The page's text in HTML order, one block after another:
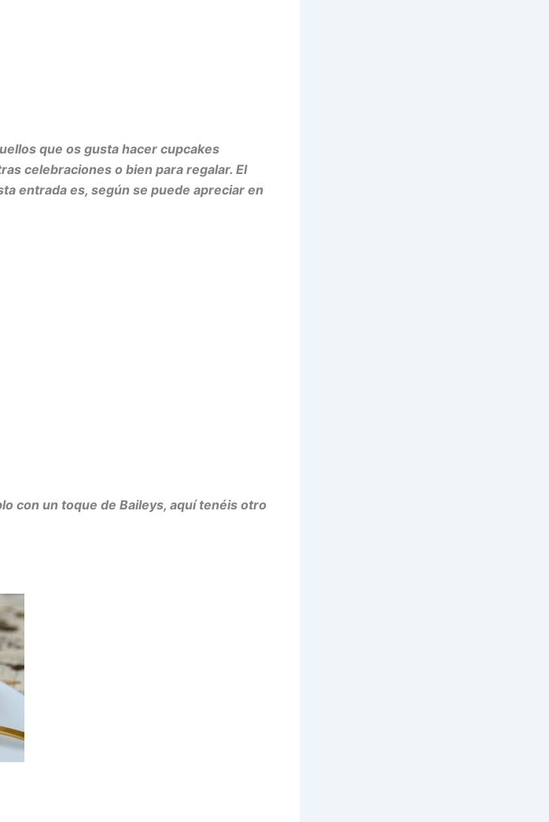
que os gusta hacer cupcakes
celebraciones o bien para regalar. El
entrada es, según se puede apreciar en
con un toque de Baileys, aquí tenéis otro